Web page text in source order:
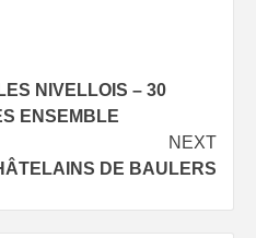
NIVELLOIS – 30
ENSEMBLE
NEXT
DE BAULERS